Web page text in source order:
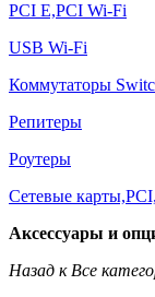
PCI E,PCI Wi-Fi
USB Wi-Fi
Коммутаторы
Репитеры
Роутеры
Сетевые
Аксессуары и
Назад к Все